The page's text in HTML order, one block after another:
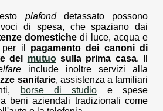
plafonddetassato possono
di spesa, che spaziano dai
domestiche di luce, acqua e
per il pagamento dei canoni di
del mutuosulla prima casa. Il
include inoltre servizi alla
sanitarie, assistenza a familiari
borse di studio e spese
beni aziendali tradizionali come